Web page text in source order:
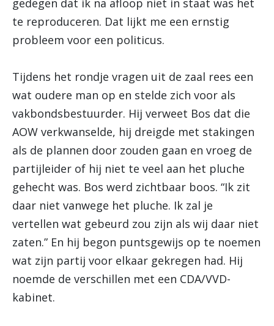
gedegen dat ik na afloop niet in staat was het
te reproduceren. Dat lijkt me een ernstig
probleem voor een politicus.
Tijdens het rondje vragen uit de zaal rees een
wat oudere man op en stelde zich voor als
vakbondsbestuurder. Hij verweet Bos dat die
AOW verkwanselde, hij dreigde met stakingen
als de plannen door zouden gaan en vroeg de
partijleider of hij niet te veel aan het pluche
gehecht was. Bos werd zichtbaar boos. “Ik zit
daar niet vanwege het pluche. Ik zal je
vertellen wat gebeurd zou zijn als wij daar niet
zaten.” En hij begon puntsgewijs op te noemen
wat zijn partij voor elkaar gekregen had. Hij
noemde de verschillen met een CDA/VVD-
kabinet.